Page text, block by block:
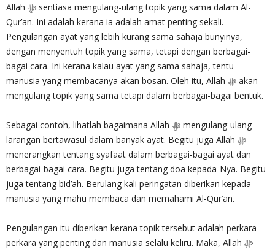
Allah ‎ﷻ sentiasa mengulang-ulang topik yang sama dalam Al-
Qur’an. Ini adalah kerana ia adalah amat penting sekali.
Pengulangan ayat yang lebih kurang sama sahaja bunyinya,
dengan menyentuh topik yang sama, tetapi dengan berbagai-
bagai cara. Ini kerana kalau ayat yang sama sahaja, tentu
manusia yang membacanya akan bosan. Oleh itu, Allah ‎ﷻ akan
mengulang topik yang sama tetapi dalam berbagai-bagai bentuk.
Sebagai contoh, lihatlah bagaimana Allah ‎ﷻ mengulang-ulang
larangan bertawasul dalam banyak ayat. Begitu juga Allah ‎ﷻ
menerangkan tentang syafaat dalam berbagai-bagai ayat dan
berbagai-bagai cara. Begitu juga tentang doa kepada-Nya. Begitu
juga tentang bid’ah. Berulang kali peringatan diberikan kepada
manusia yang mahu membaca dan memahami Al-Qur’an.
Pengulangan itu diberikan kerana topik tersebut adalah perkara-
perkara yang penting dan manusia selalu keliru. Maka, Allah ‎ﷻ